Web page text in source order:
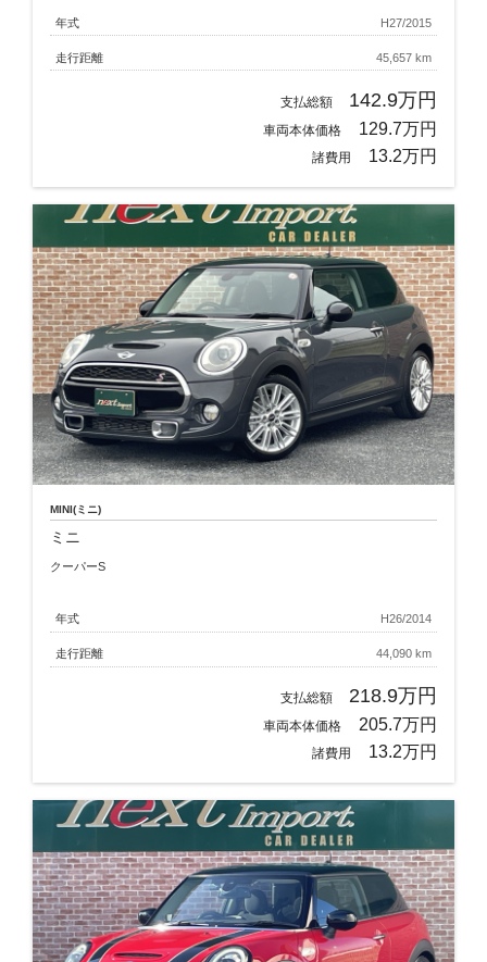
年式 H27/2015
走行距離 45,657 km
支払総額 142.9万円
車両本体価格 129.7万円
諸費用 13.2万円
MINI(ミニ)
ミニ
クーパーS
年式 H26/2014
走行距離 44,090 km
支払総額 218.9万円
車両本体価格 205.7万円
諸費用 13.2万円